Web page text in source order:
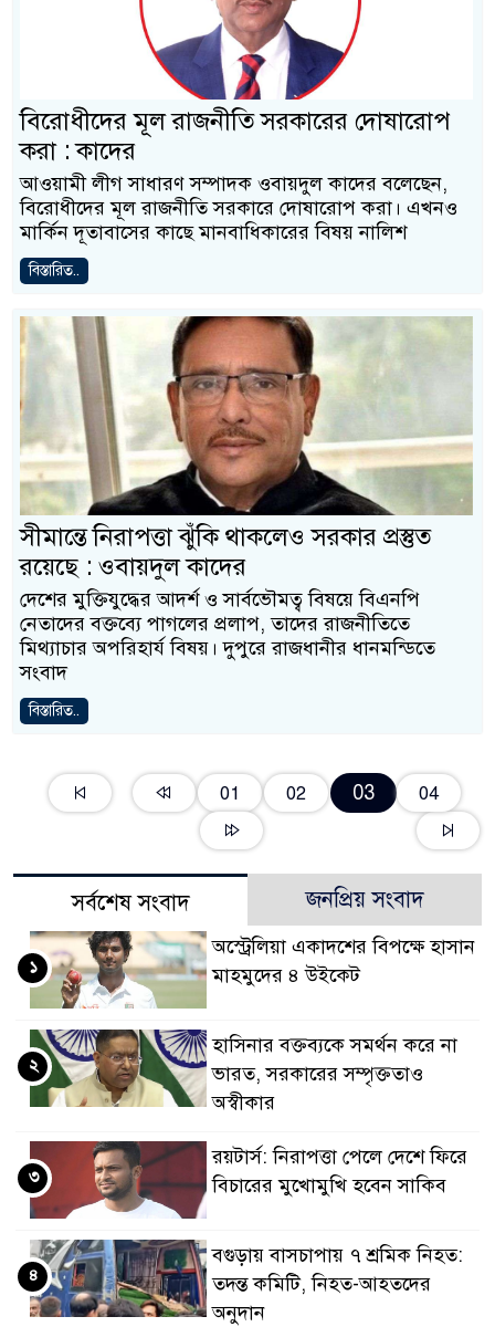
বিরোধীদের মূল রাজনীতি সরকারের দোষারোপ
করা : কাদের
আওয়ামী লীগ সাধারণ সম্পাদক ওবায়দুল কাদের বলেছেন,
বিরোধীদের মূল রাজনীতি সরকারে দোষারোপ করা। এখনও
মার্কিন দূতাবাসের কাছে মানবাধিকারের বিষয় নালিশ
বিস্তারিত..
সীমান্তে নিরাপত্তা ঝুঁকি থাকলেও সরকার প্রস্তুত
রয়েছে : ওবায়দুল কাদের
দেশের মুক্তিযুদ্ধের আদর্শ ও সার্বভৌমত্ব বিষয়ে বিএনপি
নেতাদের বক্তব্যে পাগলের প্রলাপ, তাদের রাজনীতিতে
মিথ্যাচার অপরিহার্য বিষয়। দুপুরে রাজধানীর ধানমন্ডিতে
সংবাদ
বিস্তারিত..
01 02 03 04
সর্বশেষ সংবাদ জনপ্রিয় সংবাদ
অস্ট্রেলিয়া একাদশের বিপক্ষে হাসান
মাহমুদের ৪ উইকেট
১
হাসিনার বক্তব্যকে সমর্থন করে না
ভারত, সরকারের সম্পৃক্ততাও
অস্বীকার
২
রয়টার্স: নিরাপত্তা পেলে দেশে ফিরে
বিচারের মুখোমুখি হবেন সাকিব
৩
বগুড়ায় বাসচাপায় ৭ শ্রমিক নিহত:
তদন্ত কমিটি, নিহত-আহতদের
অনুদান
৪